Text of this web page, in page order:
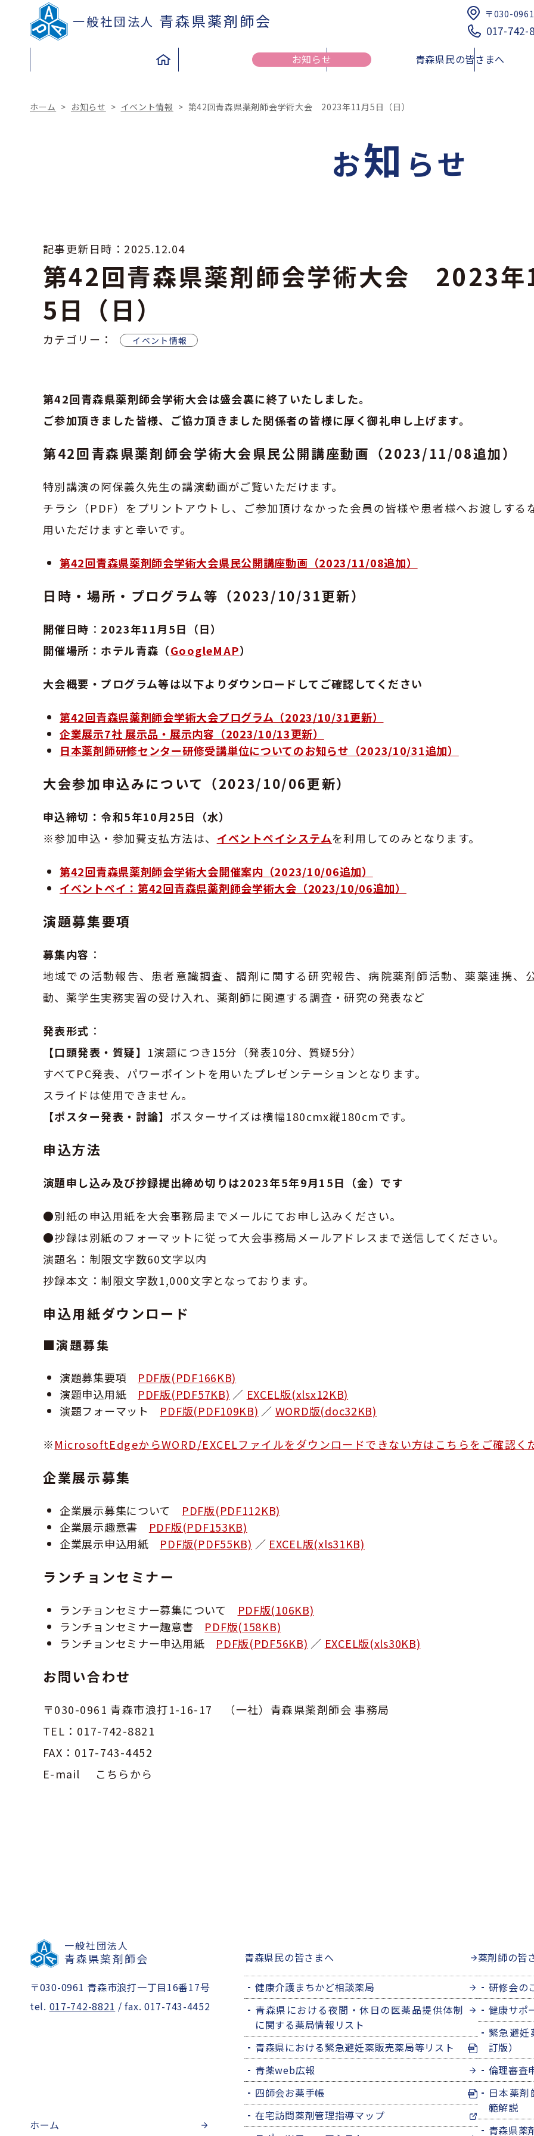
一般社団法人 青森県薬剤師会
お知らせ 青森県民の皆さまへ
TO THE PEOPLE
健康介護まちかど相談薬局
薬品提供体制に関する
リスト
GOGO健活！マモルさんリターン
TO THE PHARMACIST
017-742-
〒030-0961
ホーム > お知らせ > イベント情報 > 第42回青森県薬剤師会学術大会 2023年11月5日（日）
お知 らせ
記事更新日時： 2025.12.04
第42回青森県薬剤師会学術大会 2023
5日（日）
カテゴリー： イベント情報
第42回青森県薬剤師会学術大会は盛会裏に終了いたしました。
ご参加頂きました皆様、ご協力頂きました関係者の皆様に厚く御礼申し上げます。
第42回青森県薬剤師会学術大会県民公開講座動画（2023/11/08追加）
特別講演の阿保義久先生の講演動画がご覧いただけます。
チラシ（PDF）をプリントアウトし、ご参加頂けなかった会員の皆様や患者様へお渡しする
用いただけますと幸いです。
第42回青森県薬剤師会学術大会県民公開講座動画（2023/11/08追加）
日時・場所・プログラム等（2023/10/31更新）
開催日時 ： 2023年11月5日（日）
開催場所：ホテル青森（GoogleMAP）
大会概要・プログラム等は以下よりダウンロードしてご確認してください
第42回青森県薬剤師会学術大会プログラム（2023/10/31更新）
企業展示7社 展示品・展示内容（2023/10/13更新）
日本薬剤師研修センター研修受講単位についてのお知らせ（2023/10/31追加）
大会参加申込みについて（2023/10/06更新）
申込締切：令和5年10月25日（水）
※参加申込・参加費支払方法は、 イベントペイシステムを利用してのみとなります。
第42回青森県薬剤師会学術大会開催案内（2023/10/06追加）
イベントペイ：第42回青森県薬剤師会学術大会（2023/10/06追加）
演題募集要項
募集内容 ：
地域での活動報告、患者意識調査、調剤に関する研究報告、病院薬剤師活動、薬薬連携、
動、薬学生実務実習の受け入れ、薬剤師に関連する調査・研究の発表など
発表形式 ：
【口頭発表・質疑】 1演題につき15分（発表10分、質疑5分）
すべてPC発表、パワーポイントを用いたプレゼンテーションとなります。
スライドは使用できません。
【ポスター発表・討論】 ポスターサイズは横幅180cmx縦180cmです。
申込方法
演題申し込み及び抄録提出締め切りは2023年5年9月15日（金）です
●別紙の申込用紙を大会事務局までメールにてお申し込みください。
●抄録は別紙のフォーマットに従って大会事務局メールアドレスまで送信してください。
演題名：制限文字数60文字以内
抄録本文：制限文字数1,000文字となっております。
申込用紙ダウンロード
■演題募集
演題募集要項 PDF版(PDF166KB)
演題申込用紙 PDF版(PDF57KB) ／ EXCEL版(xlsx12KB)
演題フォーマット PDF版(PDF109KB) ／ WORD版(doc32KB)
※MicrosoftEdgeからWORD/EXCELファイルをダウンロードできない方はこちらをご確認く
企業展示募集
企業展示募集について PDF版(PDF112KB)
企業展示趣意書 PDF版(PDF153KB)
企業展示申込用紙 PDF版(PDF55KB) ／ EXCEL版(xls31KB)
ランチョンセミナー
ランチョンセミナー募集について PDF版(106KB)
ランチョンセミナー趣意書 PDF版(158KB)
ランチョンセミナー申込用紙 PDF版(PDF56KB) ／ EXCEL版(xls30KB)
お問い合わせ
〒030-0961 青森市浪打1-16-17 （一社）青森県薬剤師会 事務局
TEL：017-742-8821
FAX：017-743-4452
E-mail こちらから
一般社団法人
青森県薬剤師会
〒030-0961 青森市浪打一丁目16番17号
tel. 017-742-8821 / fax. 017-743-4452
ホーム
青森県民の皆さまへ
健康介護まちかど相談薬局
青森県における夜間・休日の医薬品提供体制
に関する薬局情報リスト
青森県における緊急避妊薬販売薬局等リスト
青薬web広報
四師会お薬手帳
在宅訪問薬剤管理指導マップ
薬剤師の皆
研修会の
健康サポ
緊急避
訂版）
倫理審査
日本薬
範解説
青森県薬